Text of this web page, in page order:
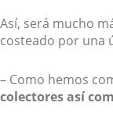
Así, será mucho
costeado por una
– Como hemos
colectores así